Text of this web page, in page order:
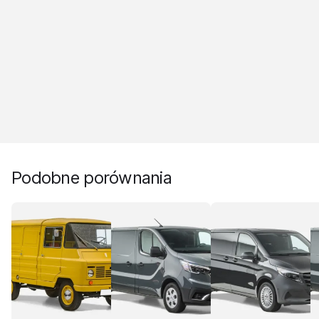
Podobne porównania